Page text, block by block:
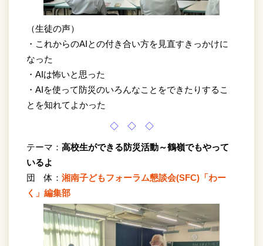
（生徒の声）
・これからのAIとの付き合い方を見直すきっかけに
なった
・AIは怖いと思った
・AIを使って防災のいろんなことをできたりするこ
とを知れてよかった
◇ ◇ ◇
テーマ： 高校生ができる防災活動～鶴嶺でもやって
いるよ
団 体： 湘南子どもフォーラム懇談会(SFC)「わー
く」編集部